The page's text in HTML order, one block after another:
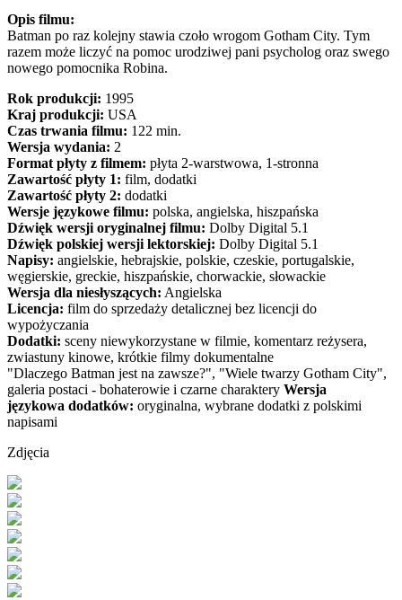
Opis filmu:
Batman po raz kolejny stawia czoło wrogom Gotham City. Tym
razem może liczyć na pomoc urodziwej pani psycholog oraz swego
nowego pomocnika Robina.
Rok produkcji: 1995
Kraj produkcji: USA
Czas trwania filmu: 122 min.
Wersja wydania: 2
Format płyty z filmem: płyta 2-warstwowa, 1-stronna
Zawartość płyty 1: film, dodatki
Zawartość płyty 2: dodatki
Wersje językowe filmu: polska, angielska, hiszpańska
Dźwięk wersji oryginalnej filmu: Dolby Digital 5.1
Dźwięk polskiej wersji lektorskiej: Dolby Digital 5.1
Napisy: angielskie, hebrajskie, polskie, czeskie, portugalskie,
węgierskie, greckie, hiszpańskie, chorwackie, słowackie
Wersja dla niesłyszących: Angielska
Licencja: film do sprzedaży detalicznej bez licencji do
wypożyczania
Dodatki: sceny niewykorzystane w filmie, komentarz reżysera,
zwiastuny kinowe, krótkie filmy dokumentalne
"Dlaczego Batman jest na zawsze?", "Wiele twarzy Gotham City",
galeria postaci - bohaterowie i czarne charaktery Wersja
językowa dodatków: oryginalna, wybrane dodatki z polskimi
napisami
Zdjęcia